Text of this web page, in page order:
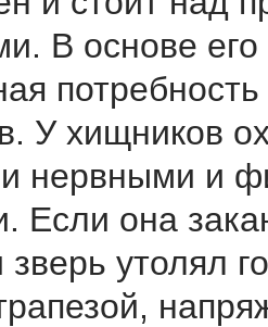
В основе
У хищников
нервными и
Если она
утолял